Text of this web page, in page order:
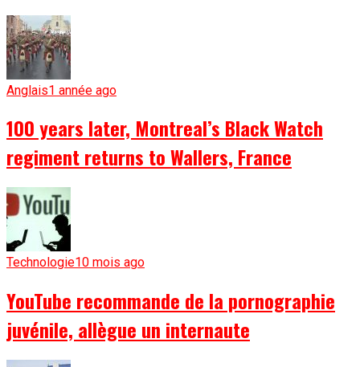
Anglais1 année ago
100 years later, Montreal’s Black Watch
regiment returns to Wallers, France
Technologie10 mois ago
YouTube recommande de la pornographie
juvénile, allègue un internaute